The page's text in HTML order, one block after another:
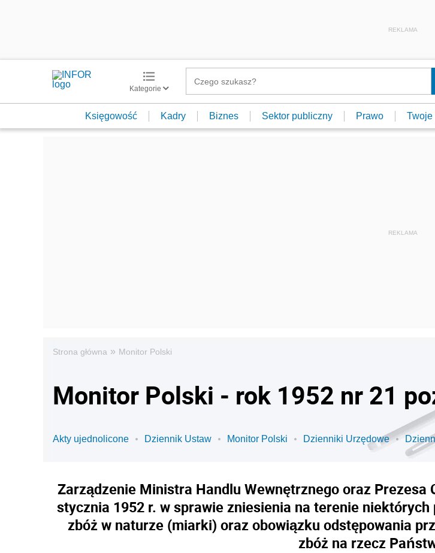
REKLAMA
Kategorie
Księgowość Kadry Biznes Sektor publiczny Prawo Twoje
Strona główna » Monitor Polski
Monitor Polski - rok 1952 nr 21
Akty ujednolicone Dziennik Ustaw Monitor Polski Dzienniki Urzędowe
Zarządzenie Ministra Handlu Wewnętrznego oraz
stycznia 1952 r. w sprawie zniesienia na terenie
zbóż w naturze (miarki) oraz obowiązku odstępowania
zbóż na rzecz